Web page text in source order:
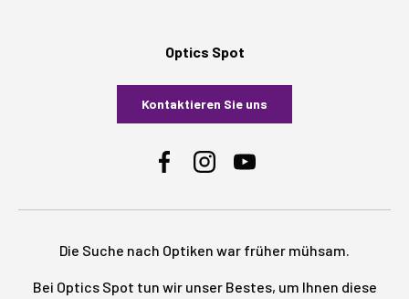
Optics Spot
Kontaktieren Sie uns
FacebookInstagramYouTube
Die Suche nach Optiken war früher mühsam.
Bei Optics Spot tun wir unser Bestes, um Ihnen diese